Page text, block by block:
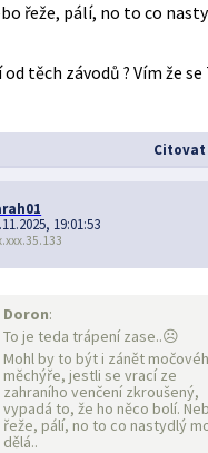
řeže, pálí, no to co
těch závodů ? Vím že
Citovat
19:01:53
Doron:
To je teda trápení zase..☹️
Mohl by to být i zánět
měchýře, jestli se vrací ze
zahraního venčení zkroušený,
vypadá to, že ho něco bolí.
řeže, pálí, no to co nastydlý
dělá..